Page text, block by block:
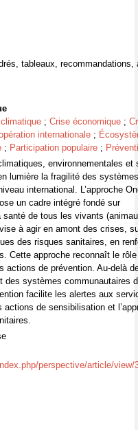
tableaux, recommandations,
; Crise économique ;
internationale ;
; Participation populaire ;
environnementales et
lumière la fragilité des
international. L’approche
un cadre intégré fondé sur
santé de tous les vivants
à agir en amont des crises,
des risques sanitaires, en
Cette approche reconnaît le
actions de prévention. Au-delà
des systèmes communautaires
facilite les alertes aux
de sensibilisation et
perspective/article/view/